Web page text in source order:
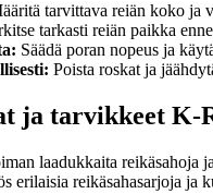
tarvittava reiän koko ja
tarkasti reiän paikka
Säädä poran nopeus ja
Poista roskat ja
ja tarvikkeet K-
laadukkaita
erilaisia reikäsahasarjoja ja